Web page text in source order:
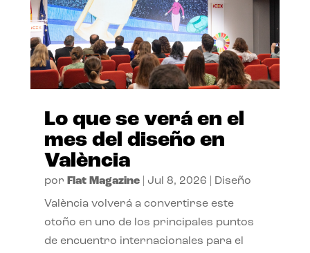
Lo que se verá en el
mes del diseño en
València
por Flat Magazine| Jul 8, 2026 Diseño
València volverá a convertirse este
otoño en uno de los principales puntos
de encuentro internacionales para el